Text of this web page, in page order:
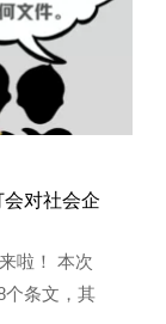
对社会企
啦！ 本次
个条文，其